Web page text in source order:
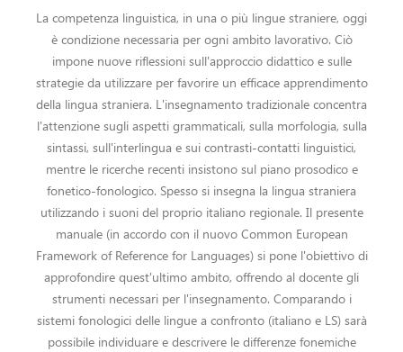
La competenza linguistica, in una o più lingue straniere, oggi
è condizione necessaria per ogni ambito lavorativo. Ciò
impone nuove riflessioni sull'approccio didattico e sulle
strategie da utilizzare per favorire un efficace apprendimento
della lingua straniera. L'insegnamento tradizionale concentra
l'attenzione sugli aspetti grammaticali, sulla morfologia, sulla
sintassi, sull'interlingua e sui contrasti-contatti linguistici,
mentre le ricerche recenti insistono sul piano prosodico e
fonetico-fonologico. Spesso si insegna la lingua straniera
utilizzando i suoni del proprio italiano regionale. Il presente
manuale (in accordo con il nuovo Common European
Framework of Reference for Languages) si pone l'obiettivo di
approfondire quest'ultimo ambito, offrendo al docente gli
strumenti necessari per l'insegnamento. Comparando i
sistemi fonologici delle lingue a confronto (italiano e LS) sarà
possibile individuare e descrivere le differenze fonemiche